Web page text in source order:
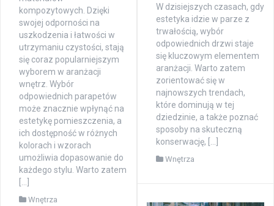
kompozytowych. Dzięki
swojej odporności na
uszkodzenia i łatwości w
utrzymaniu czystości, stają
się coraz popularniejszym
wyborem w aranżacji
wnętrz. Wybór
odpowiednich parapetów
może znacznie wpłynąć na
estetykę pomieszczenia, a
ich dostępność w różnych
kolorach i wzorach
umożliwia dopasowanie do
każdego stylu. Warto zatem
[…]
Wnętrza
W dzisiejszych czasach, gdy
estetyka idzie w parze z
trwałością, wybór
odpowiednich drzwi staje
się kluczowym elementem
aranżacji. Warto zatem
zorientować się w
najnowszych trendach,
które dominują w tej
dziedzinie, a także poznać
sposoby na skuteczną
konserwację, […]
Wnętrza